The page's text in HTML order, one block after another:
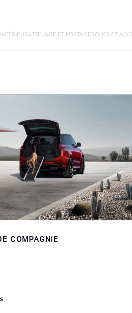
INTÉRIEURATTELAGE ET PORTAGEROUES ET
COMPAGNIE